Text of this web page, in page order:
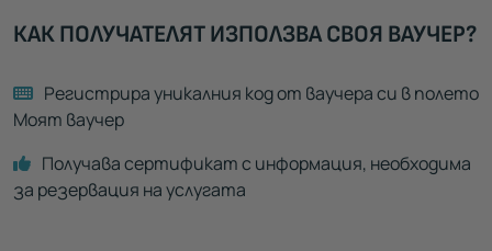
КАК ПОЛУЧАТЕЛЯТ ИЗПОЛЗВА СВОЯ ВАУЧЕР?
Регистрира уникалния код от ваучера си в полето
Моят ваучер
Получава сертификат с информация, необходима
за резервация на услугата